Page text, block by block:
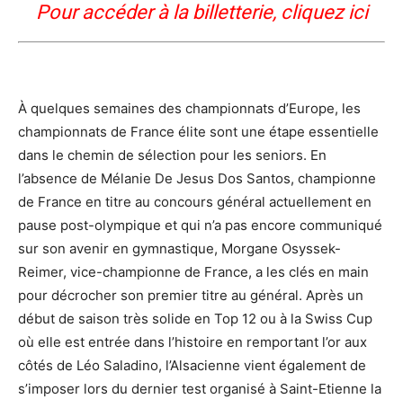
Pour accéder à la billetterie, cliquez ici
À quelques semaines des championnats d’Europe, les
championnats de France élite sont une étape essentielle
dans le chemin de sélection pour les seniors. En
l’absence de Mélanie De Jesus Dos Santos, championne
de France en titre au concours général actuellement en
pause post-olympique et qui n’a pas encore communiqué
sur son avenir en gymnastique, Morgane Osyssek-
Reimer, vice-championne de France, a les clés en main
pour décrocher son premier titre au général. Après un
début de saison très solide en Top 12 ou à la Swiss Cup
où elle est entrée dans l’histoire en remportant l’or aux
côtés de Léo Saladino, l’Alsacienne vient également de
s’imposer lors du dernier test organisé à Saint-Etienne la